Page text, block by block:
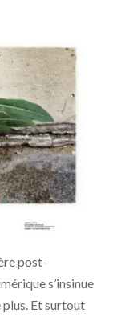
post-
s’insinue
plus. Et surtout